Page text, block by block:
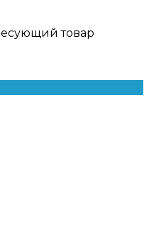
товар